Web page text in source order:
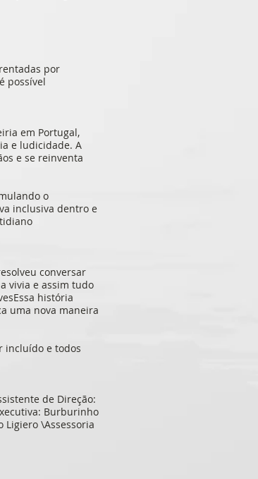
por
possível
em Portugal,
e ludicidade. A
e se reinventa
o
inclusiva dentro e
conversar
vivia e assim tudo
história
uma nova maneira
incluído e todos
de Direção:
Burburinho
Ligiero \Assessoria